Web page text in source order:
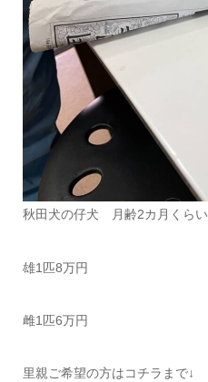
秋田犬の仔犬 月齢2カ月くらい
雄1匹8万円
雌1匹6万円
里親ご希望の方はコチラまで↓